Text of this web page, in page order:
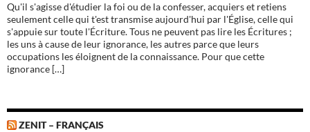
Qu'il s'agisse d'étudier la foi ou de la confesser, acquiers et retiens
seulement celle qui t'est transmise aujourd'hui par l'Église, celle qui
s'appuie sur toute l'Écriture. Tous ne peuvent pas lire les Écritures ;
les uns à cause de leur ignorance, les autres parce que leurs
occupations les éloignent de la connaissance. Pour que cette
ignorance […]
ZENIT – FRANÇAIS